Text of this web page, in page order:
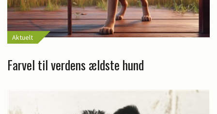
Aktuelt
Farvel til verdens ældste hund